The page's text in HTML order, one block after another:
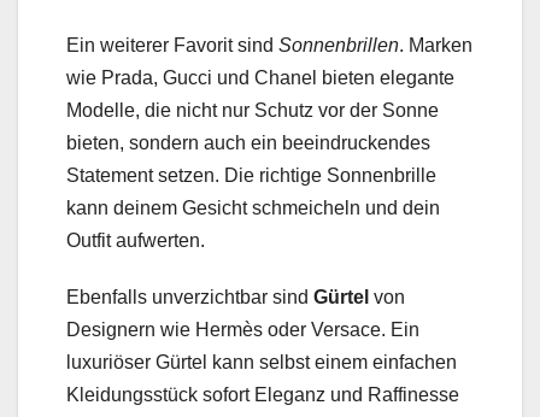
Ein weiterer Favorit sind Sonnenbrillen. Marken
wie Prada, Gucci und Chanel bieten elegante
Modelle, die nicht nur Schutz vor der Sonne
bieten, sondern auch ein beeindruckendes
Statement setzen. Die richtige Sonnenbrille
kann deinem Gesicht schmeicheln und dein
Outfit aufwerten.
Ebenfalls unverzichtbar sind Gürtel von
Designern wie Hermès oder Versace. Ein
luxuriöser Gürtel kann selbst einem einfachen
Kleidungsstück sofort Eleganz und Raffinesse